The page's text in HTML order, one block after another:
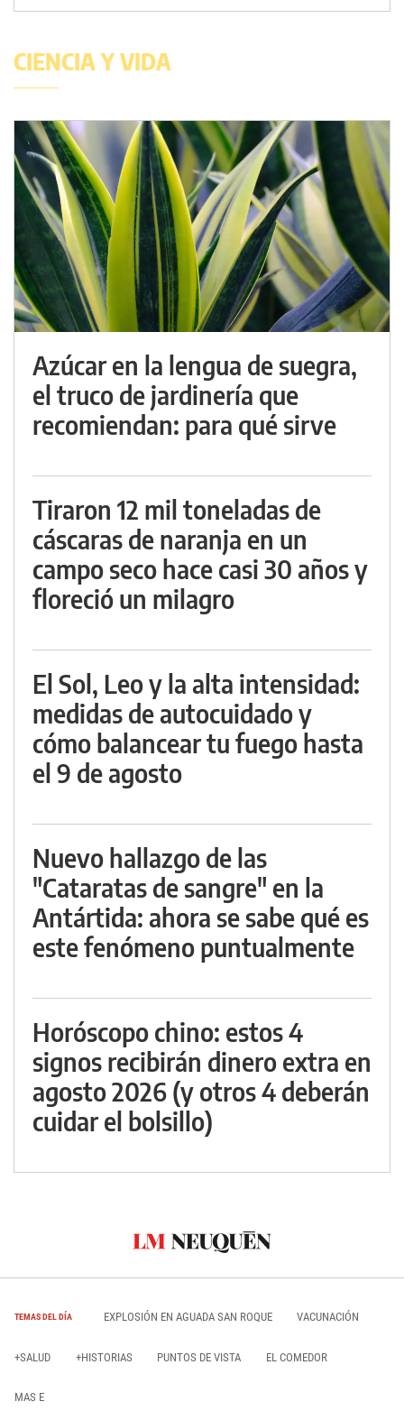
CIENCIA Y VIDA
Azúcar en la lengua de suegra,
el truco de jardinería que
recomiendan: para qué sirve
Tiraron 12 mil toneladas de
cáscaras de naranja en un
campo seco hace casi 30 años y
floreció un milagro
El Sol, Leo y la alta intensidad:
medidas de autocuidado y
cómo balancear tu fuego hasta
el 9 de agosto
Nuevo hallazgo de las
"Cataratas de sangre" en la
Antártida: ahora se sabe qué es
este fenómeno puntualmente
Horóscopo chino: estos 4
signos recibirán dinero extra en
agosto 2026 (y otros 4 deberán
cuidar el bolsillo)
TEMAS DEL DÍA EXPLOSIÓN EN AGUADA SAN ROQUE VACUNACIÓN
+SALUD +HISTORIAS PUNTOS DE VISTA EL COMEDOR
MAS E